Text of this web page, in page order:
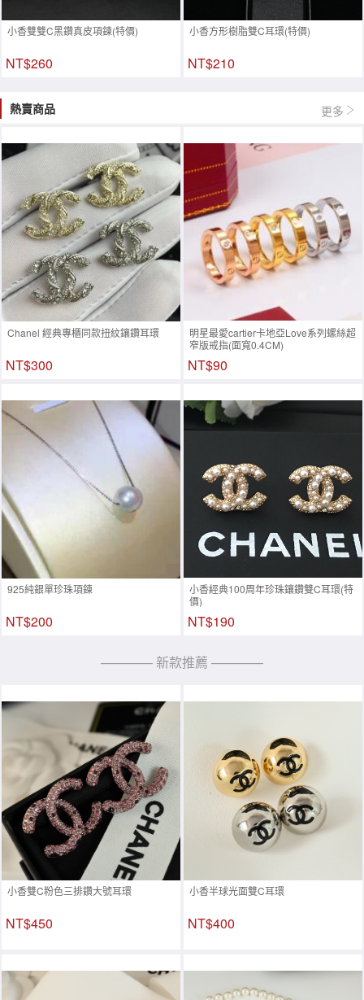
小香雙雙C黑鑽真皮項鍊(特價)
NT$260
小香方形樹脂雙C耳環(特價)
NT$210
熱賣商品 更多
Chanel 經典專櫃同款扭紋鑲鑽耳環
NT$300
明星最愛cartier卡地亞Love系列螺絲超
窄版戒指(面寬0.4CM)
NT$90
925純銀單珍珠項鍊
NT$200
小香經典100周年珍珠鑲鑽雙C耳環(特
價)
NT$190
———— 新款推薦 ————
小香雙C粉色三排鑽大號耳環
NT$450
小香半球光面雙C耳環
NT$400